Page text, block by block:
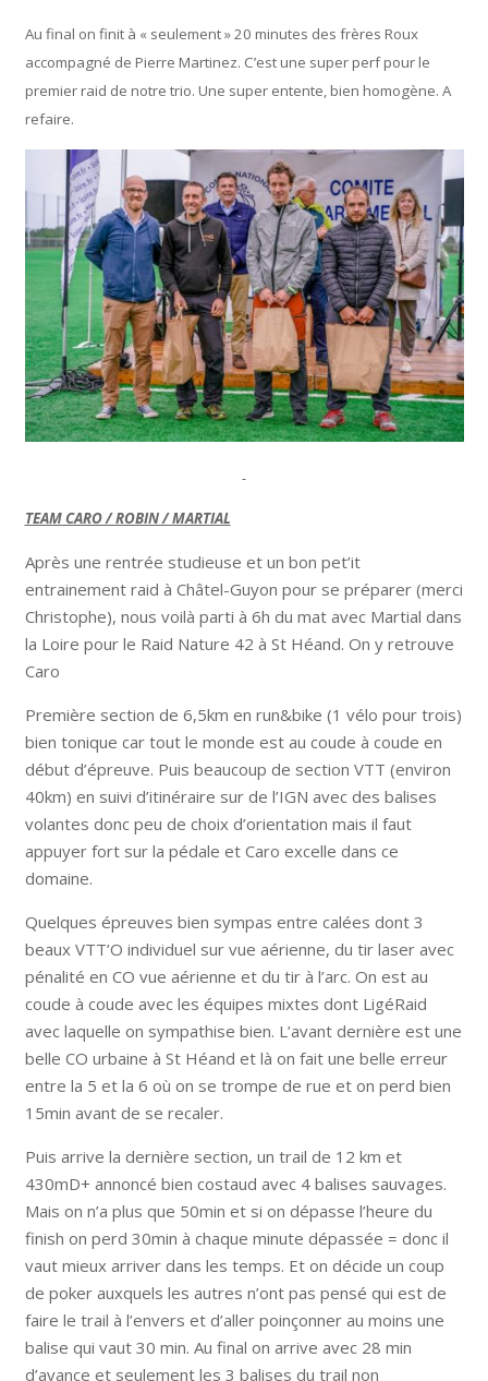
Au final on finit à « seulement » 20 minutes des frères Roux
accompagné de Pierre Martinez. C’est une super perf pour le
premier raid de notre trio. Une super entente, bien homogène. A
refaire.
TEAM CARO / ROBIN / MARTIAL
Après une rentrée studieuse et un bon pet’it
entrainement raid à Châtel-Guyon pour se préparer (merci
Christophe), nous voilà parti à 6h du mat avec Martial dans
la Loire pour le Raid Nature 42 à St Héand. On y retrouve
Caro
Première section de 6,5km en run&bike (1 vélo pour trois)
bien tonique car tout le monde est au coude à coude en
début d’épreuve. Puis beaucoup de section VTT (environ
40km) en suivi d’itinéraire sur de l’IGN avec des balises
volantes donc peu de choix d’orientation mais il faut
appuyer fort sur la pédale et Caro excelle dans ce
domaine.
Quelques épreuves bien sympas entre calées dont 3
beaux VTT’O individuel sur vue aérienne, du tir laser avec
pénalité en CO vue aérienne et du tir à l’arc. On est au
coude à coude avec les équipes mixtes dont LigéRaid
avec laquelle on sympathise bien. L’avant dernière est une
belle CO urbaine à St Héand et là on fait une belle erreur
entre la 5 et la 6 où on se trompe de rue et on perd bien
15min avant de se recaler.
Puis arrive la dernière section, un trail de 12 km et
430mD+ annoncé bien costaud avec 4 balises sauvages.
Mais on n’a plus que 50min et si on dépasse l’heure du
finish on perd 30min à chaque minute dépassée = donc il
vaut mieux arriver dans les temps. Et on décide un coup
de poker auxquels les autres n’ont pas pensé qui est de
faire le trail à l’envers et d’aller poinçonner au moins une
balise qui vaut 30 min. Au final on arrive avec 28 min
d’avance et seulement les 3 balises du trail non